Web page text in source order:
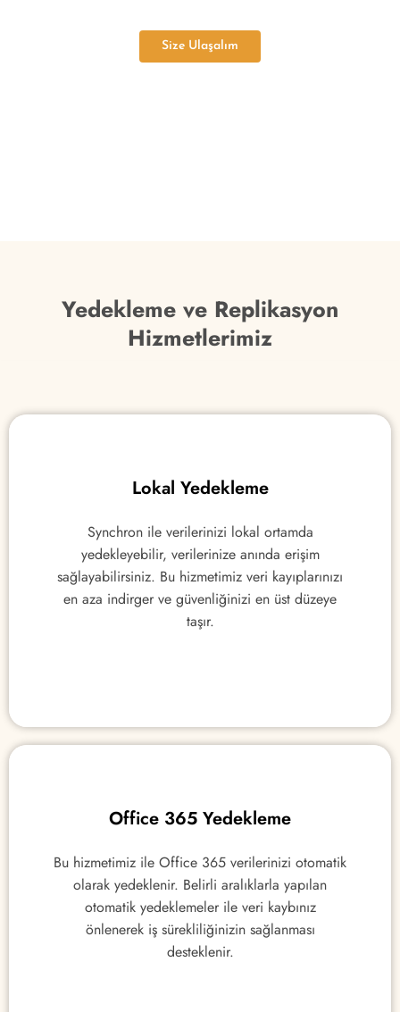
Size Ulaşalım
Yedekleme ve Replikasyon
Hizmetlerimiz
Lokal Yedekleme
Synchron ile verilerinizi lokal ortamda
yedekleyebilir, verilerinize anında erişim
sağlayabilirsiniz. Bu hizmetimiz veri kayıplarınızı
en aza indirger ve güvenliğinizi en üst düzeye
taşır.
Lokal Yedekleme
Synchron ile verilerinizi lokal ortamda
yedekleyebilir, verilerinize anında erişim
sağlayabilirsiniz. Bu hizmetimiz veri kayıplarınızı
en aza indirger ve güvenliğinizi en üst düzeye
taşır.
Office 365 Yedekleme
Bu hizmetimiz ile Office 365 verilerinizi otomatik
olarak yedeklenir. Belirli aralıklarla yapılan
otomatik yedeklemeler ile veri kaybınız
önlenerek iş sürekliliğinizin sağlanması
desteklenir.
Office 365 Yedekleme
Bu hizmetimiz ile Office 365 verilerinizi otomatik
olarak yedeklenir. Belirli aralıklarla yapılan
otomatik yedeklemeler ile veri kaybınız
önlenerek iş sürekliliğinizin sağlanması
desteklenir.